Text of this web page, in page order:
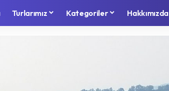
Turlarımız Kategoriler Hakkımızda